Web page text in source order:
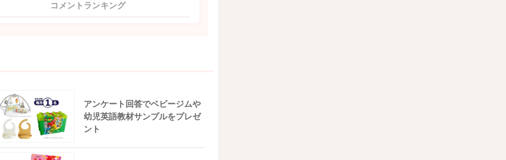
コメントランキング
アンケート回答でベビージムや
幼児英語教材サンプルをプレゼ
ント